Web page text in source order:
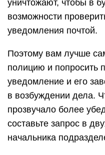
уничтожают, чтобы в
возможности
уведомления почтой.
Поэтому вам лучше
полицию и попросить
уведомление и его
в возбуждении дела.
прозвучало более
составьте запрос в
начальника